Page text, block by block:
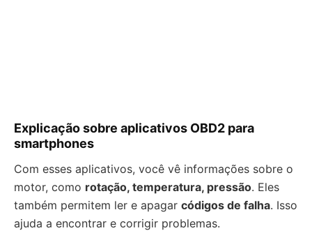
Explicação sobre aplicativos OBD2 para
smartphones
Com esses aplicativos, você vê informações sobre o
motor, como rotação, temperatura, pressão. Eles
também permitem ler e apagar códigos de falha. Isso
ajuda a encontrar e corrigir problemas.